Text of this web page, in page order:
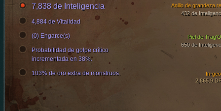
Piel de
650 de
In-
2,865.9
Anillo de grandeza
432 de
7,838 de Inteligencia
4,884 de Vitalidad
(0) Engarce(s)
Probabilidad de golpe crítico
incrementada en 38%.
103% de oro extra de monstruos.